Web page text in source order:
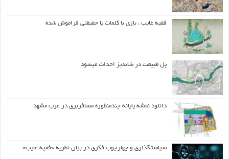
فقیه غایب ، بازی با کلمات یا حقیقتی فراموش شده
پل طبیعت در شاندیز احداث میشود
دانلود نقشه پایانه چندمنظوره مسافربری در غرب مشهد
سیاستگذاری و چهارچوب فکری در بیان نظریه «فقیه غایب»